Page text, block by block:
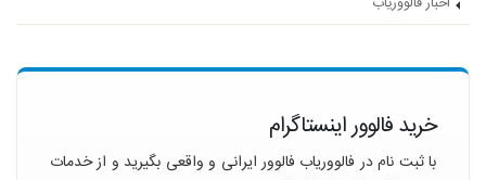
خرید فالوور اینستاگرام
با ثبت نام در فالووریاب فالوور ایرانی و واقعی بگیرید و از خدمات